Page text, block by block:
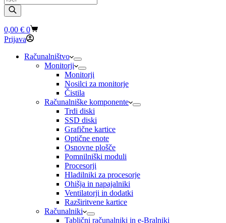
search
Shopping
cart
0,00 € 0
Prijava
Računalništvo
Monitorji
Monitorji
Nosilci za monitorje
Čistila
Računalniške komponente
Trdi diski
SSD diski
Grafične kartice
Optične enote
Osnovne plošče
Pomnilniški moduli
Procesorji
Hladilniki za procesorje
Ohišja in napajalniki
Ventilatorji in dodatki
Razširitvene kartice
Računalniki
Tablični računalniki in e-Bralniki